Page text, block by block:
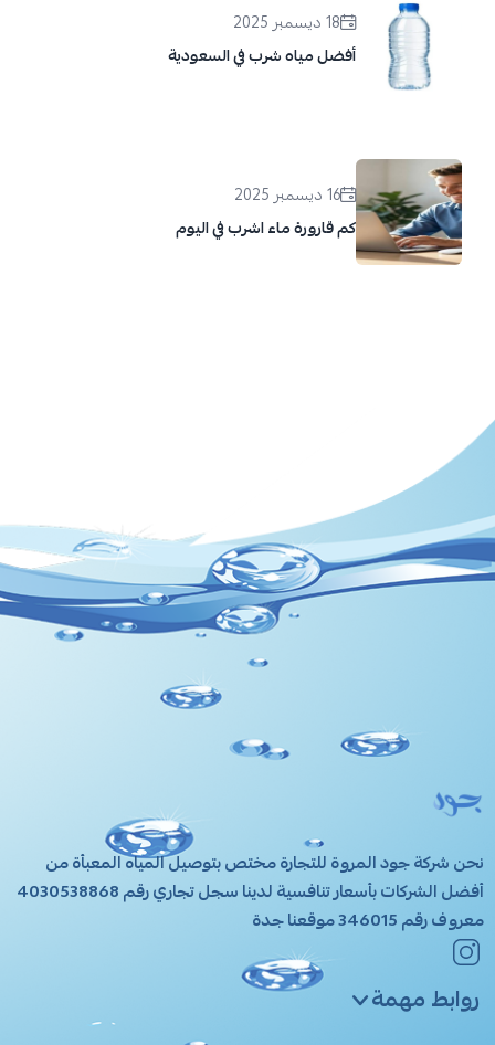
18 ديسمبر 2025
أفضل مياه شرب في السعودية
16 ديسمبر 2025
كم قارورة ماء اشرب في اليوم
JOOD WATER
نحن شركة جود المروة للتجارة مختص بتوصيل المياه المعبأة من
أفضل الشركات بأسعار تنافسية لدينا سجل تجاري رقم 4030538868
معروف رقم 346015 موقعنا جدة
روابط مهمة